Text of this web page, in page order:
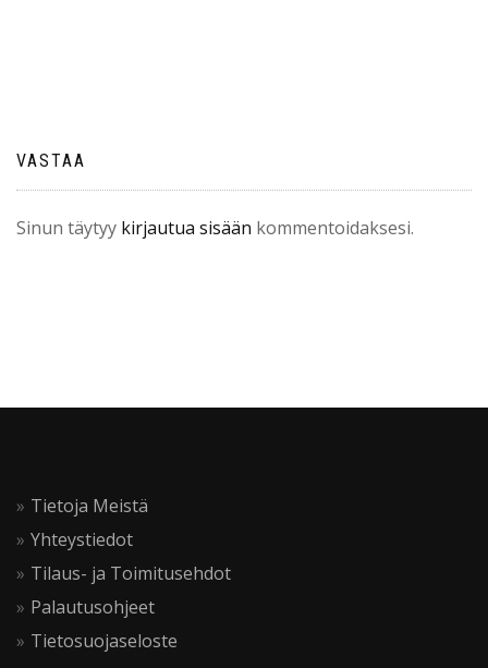
VASTAA
Sinun täytyy kirjautua sisään kommentoidaksesi.
Tietoja Meistä
Yhteystiedot
Tilaus- ja Toimitusehdot
Palautusohjeet
Tietosuojaseloste